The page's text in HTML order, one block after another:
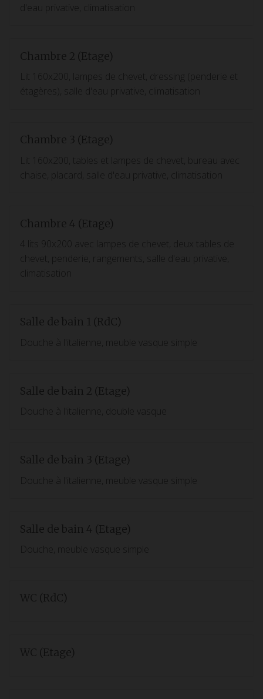
d'eau privative, climatisation
Chambre 2 (Etage)
Lit 160x200, lampes de chevet, dressing (penderie et
étagères), salle d'eau privative, climatisation
Chambre 3 (Etage)
Lit 160x200, tables et lampes de chevet, bureau avec
chaise, placard, salle d'eau privative, climatisation
Chambre 4 (Etage)
4 lits 90x200 avec lampes de chevet, deux tables de
chevet, penderie, rangements, salle d'eau privative,
climatisation
Salle de bain 1 (RdC)
Douche à l'italienne, meuble vasque simple
Salle de bain 2 (Etage)
Douche à l'italienne, double vasque
Salle de bain 3 (Etage)
Douche à l'italienne, meuble vasque simple
Salle de bain 4 (Etage)
Douche, meuble vasque simple
WC (RdC)
WC (Etage)